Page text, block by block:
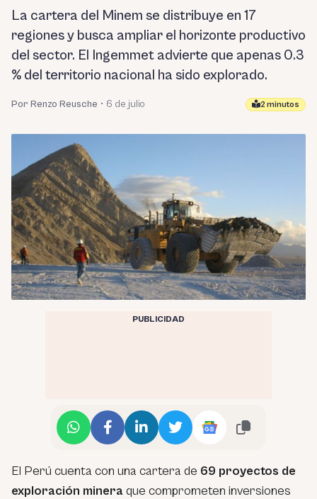
La cartera del Minem se distribuye en 17
regiones y busca ampliar el horizonte productivo
del sector. El Ingemmet advierte que apenas 0.3
% del territorio nacional ha sido explorado.
Por Renzo Reusche • 6 de julio 2 minutos
PUBLICIDAD
El Perú cuenta con una cartera de 69 proyectos de
exploración minera que comprometen inversiones